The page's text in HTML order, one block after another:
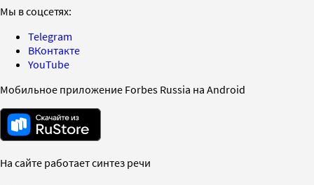
Мы в соцсетях:
Telegram
ВКонтакте
YouTube
Мобильное приложение Forbes Russia на Android
На сайте работает синтез речи